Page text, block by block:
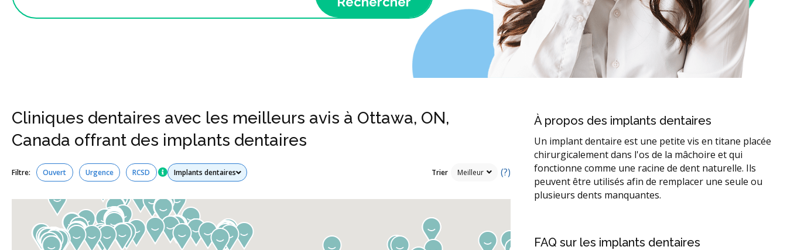
Cliniques dentaires avec les meilleurs avis à Ottawa, ON,
Canada offrant des implants dentaires
Filtre: Ouvert Urgence RCSD Tous les services Trier (?)
À propos des implants dentaires
Un implant dentaire est une petite vis en titane placée
chirurgicalement dans l'os de la mâchoire et qui
fonctionne comme une racine de dent naturelle. Ils
peuvent être utilisés afin de remplacer une seule ou
plusieurs dents manquantes.
FAQ sur les implants dentaires